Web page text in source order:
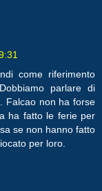
come riferimento
parlare di
Falcao non ha forse
ha fatto le ferie per
se non hanno fatto
per loro.